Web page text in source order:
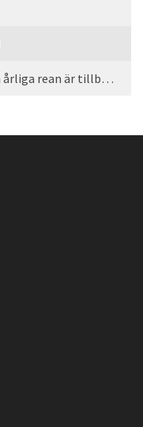
Games Made in Sweden 2026 – Den årliga rean är tillbaka